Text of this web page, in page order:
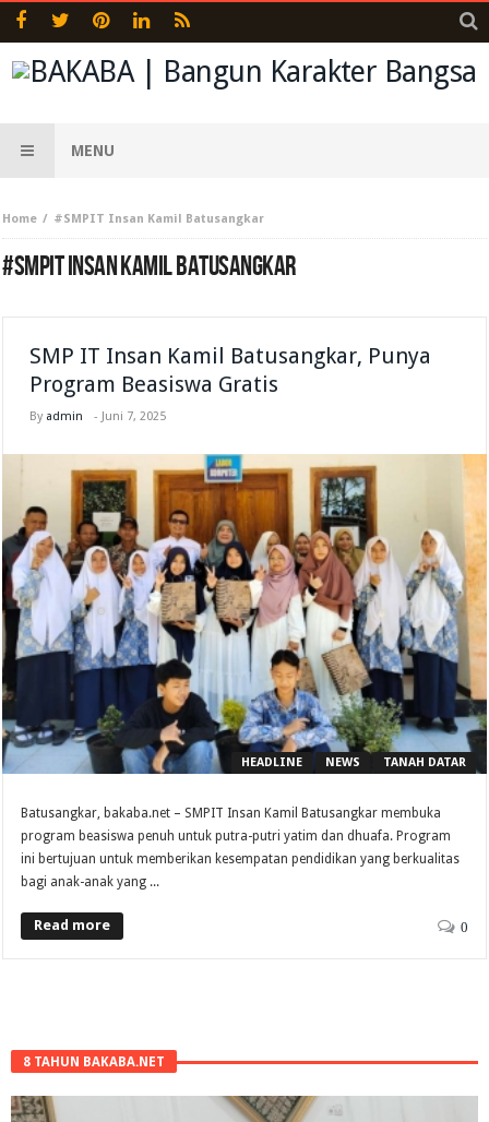
MENU
Home #SMPIT Insan Kamil Batusangkar
#SMPIT INSAN KAMIL BATUSANGKAR
SMP IT Insan Kamil Batusangkar, Punya
Program Beasiswa Gratis
By admin - Juni 7, 2025
HEADLINE NEWS TANAH DATAR
Batusangkar, bakaba.net – SMPIT Insan Kamil Batusangkar membuka
program beasiswa penuh untuk putra-putri yatim dan dhuafa. Program
ini bertujuan untuk memberikan kesempatan pendidikan yang berkualitas
bagi anak-anak yang ...
Read more 0
8 TAHUN BAKABA.NET